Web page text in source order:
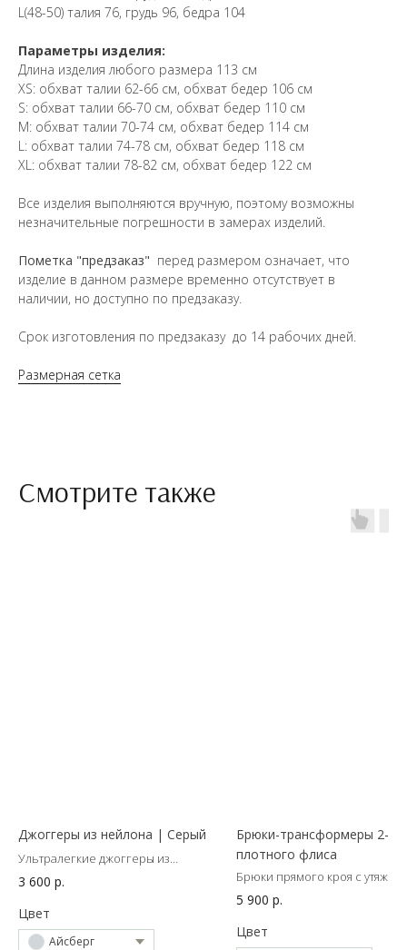
L(48-50) талия 76, грудь 96, бедра 104
Параметры изделия:
Длина изделия любого размера 113 см
XS: обхват талии 62-66 см, обхват бедер 106 см
S: обхват талии 66-70 см, обхват бедер 110 см
М: обхват талии 70-74 см, обхват бедер 114 см
L: обхват талии 74-78 см, обхват бедер 118 см
XL: обхват талии 78-82 см, обхват бедер 122 см
Все изделия выполняются вручную, поэтому возможны
незначительные погрешности в замерах изделий.
Пометка "предзаказ" перед размером означает, что
изделие в данном размере временно отсутствует в
наличии, но доступно по предзаказу.
Срок изготовления по предзаказу до 14 рабочих дней.
Размерная сетка
Смотрите также
Джоггеры из нейлона | Серый
Ультралегкие джоггеры из
шуршащей ткани
3 600 р.
Цвет
Айсберг
Брюки-трансформеры 2-в-
плотного флиса
Брюки прямого кроя с
подолу
5 900 р.
Цвет